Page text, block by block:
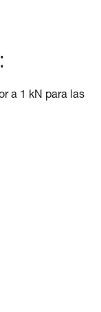
a 1 kN para las